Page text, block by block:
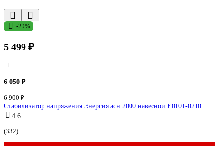
-20%
5 499 ₽
6 050 ₽
6 900 ₽
Стабилизатор напряжения Энергия асн 2000 навесной Е0101-0210
4.6
(332)